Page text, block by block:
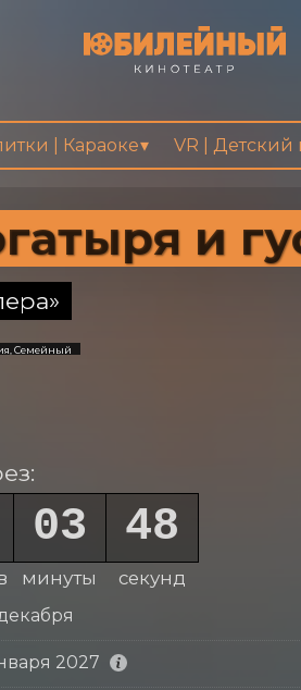
| Караоке VR | Детский
и
Семейный
03
минуты
47
секунд
2027